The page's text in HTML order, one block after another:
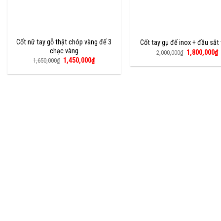
Cốt nữ tay gỗ thật chóp vàng đế 3
chạc vàng
1,650,000₫ Giá
gốc
là:
1,450,000₫Giá
hiện
tại
Cốt tay gụ đế inox + đầu sắt
2,000,000₫ Giá
gốc
là:
1,800,000₫